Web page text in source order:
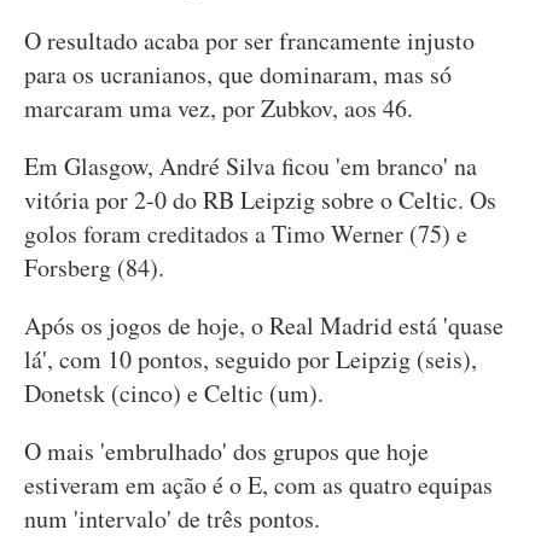
O resultado acaba por ser francamente injusto
para os ucranianos, que dominaram, mas só
marcaram uma vez, por Zubkov, aos 46.
Em Glasgow, André Silva ficou 'em branco' na
vitória por 2-0 do RB Leipzig sobre o Celtic. Os
golos foram creditados a Timo Werner (75) e
Forsberg (84).
Após os jogos de hoje, o Real Madrid está 'quase
lá', com 10 pontos, seguido por Leipzig (seis),
Donetsk (cinco) e Celtic (um).
O mais 'embrulhado' dos grupos que hoje
estiveram em ação é o E, com as quatro equipas
num 'intervalo' de três pontos.